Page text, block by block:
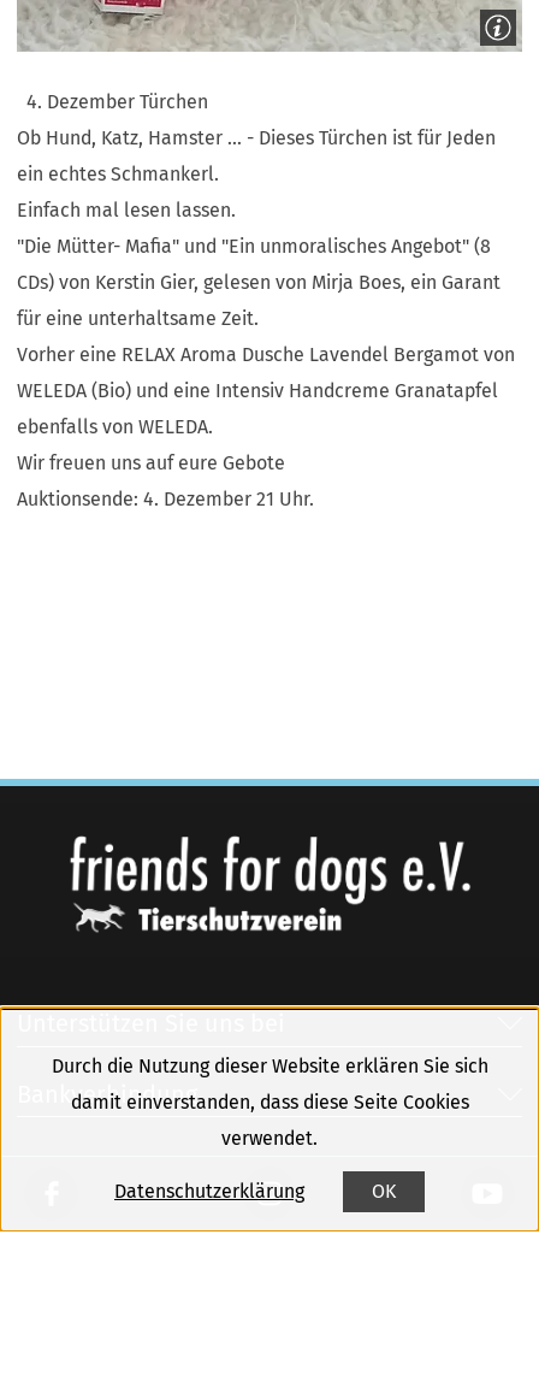
4. Dezember Türchen
Ob Hund, Katz, Hamster ... - Dieses Türchen ist für Jeden
ein echtes Schmankerl.
Einfach mal lesen lassen.
"Die Mütter- Mafia" und "Ein unmoralisches Angebot" (8
CDs) von Kerstin Gier, gelesen von Mirja Boes, ein Garant
für eine unterhaltsame Zeit.
Vorher eine RELAX Aroma Dusche Lavendel Bergamot von
WELEDA (Bio) und eine Intensiv Handcreme Granatapfel
ebenfalls von WELEDA.
Wir freuen uns auf eure Gebote
Auktionsende: 4. Dezember 21 Uhr.
Bankverbindung
Durch die Nutzung dieser Website erklären Sie sich
damit einverstanden, dass diese Seite Cookies
verwendet.
Datenschutzerklärung OK